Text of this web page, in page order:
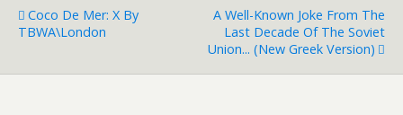
Coco De Mer: X By
TBWA\London
A Well-Known Joke From The
Last Decade Of The Soviet
Union... (new Greek Version)